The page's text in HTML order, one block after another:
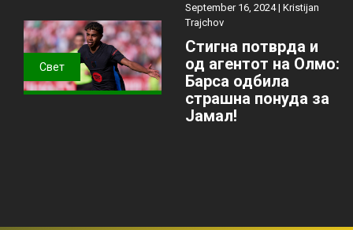
Свет
September 16, 2024 | Kristijan
Trajchov
Стигна потврда и
од агентот на Олмо:
Барса одбила
страшна понуда за
Јамал!